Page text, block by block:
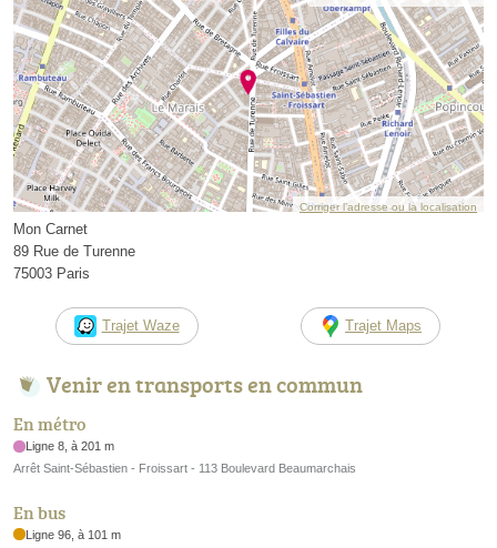
Corriger l’adresse ou la localisation
Mon Carnet
89 Rue de Turenne
75003 Paris
Trajet Waze Trajet Maps
Venir en transports en commun
En métro
Ligne 8, à 201 m
Arrêt Saint-Sébastien - Froissart - 113 Boulevard Beaumarchais
En bus
Ligne 96, à 101 m